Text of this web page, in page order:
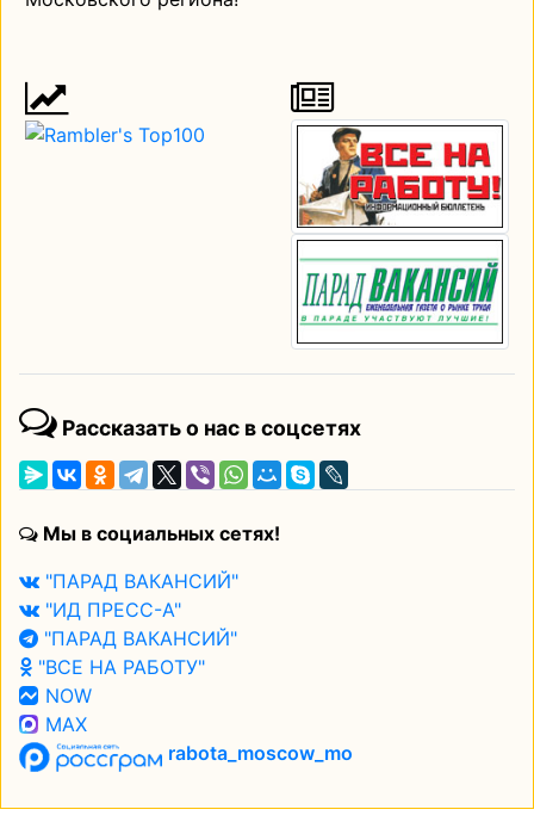
Рассказать о нас в соцсетях
Мы в социальных сетях!
"ПАРАД ВАКАНСИЙ"
"ИД ПРЕСС-А"
"ПАРАД ВАКАНСИЙ"
"ВСЕ НА РАБОТУ"
NOW
MAX
rabota_moscow_mo